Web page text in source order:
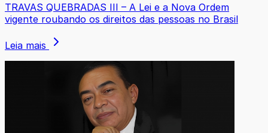
TRAVAS QUEBRADAS III – A Lei e a Nova Ordem
vigente roubando os direitos das pessoas no Brasil
Leia mais